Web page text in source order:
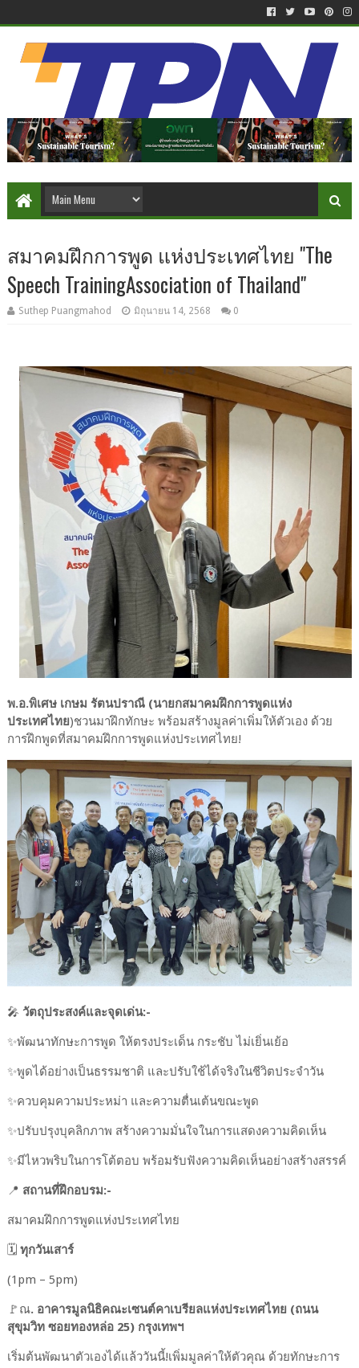
สมาคมฝึกการพูด แห่งประเทศไทย "The
Speech TrainingAssociation of Thailand"
Suthep Puangmahod มิถุนายน 14, 2568 0
พ.อ.พิเศษ เกษม รัตนปราณี (นายกสมาคมฝึกการพูดแห่ง
ประเทศไทย)ชวนมาฝึกทักษะ พร้อมสร้างมูลค่าเพิ่มให้ตัวเอง ด้วย
การฝึกพูดที่สมาคมฝึกการพูดแห่งประเทศไทย!
🎤 วัตถุประสงค์และจุดเด่น:-
✨️พัฒนาทักษะการพูด ให้ตรงประเด็น กระชับ ไม่เยิ่นเย้อ
✨️พูดได้อย่างเป็นธรรมชาติ และปรับใช้ได้จริงในชีวิตประจำวัน
✨️ควบคุมความประหม่า และความตื่นเต้นขณะพูด
✨️ปรับปรุงบุคลิกภาพ สร้างความมั่นใจในการแสดงความคิดเห็น
✨️มีไหวพริบในการโต้ตอบ พร้อมรับฟังความคิดเห็นอย่างสร้างสรรค์
📍 สถานที่ฝึกอบรม:-
สมาคมฝึกการพูดแห่งประเทศไทย
🗓️ ทุกวันเสาร์
(1pm – 5pm)
🚩ณ. อาคารมูลนิธิคณะเซนต์คาเบรียลแห่งประเทศไทย (ถนน
สุขุมวิท ซอยทองหล่อ 25) กรุงเทพฯ
เริ่มต้นพัฒนาตัวเองได้แล้ววันนี้!เพิ่มมูลค่าให้ตัวคุณ ด้วยทักษะการ